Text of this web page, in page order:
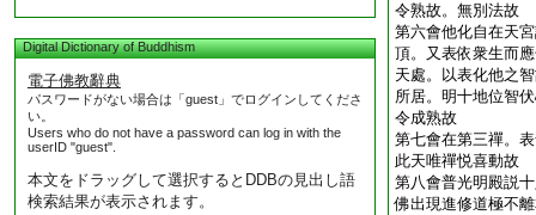
Digital Dictionary of Buddhism
電子佛教辭典
パスワードがない場合は「guest」でログインしてくださ
い。
Users who do not have a password can log in with the
userID "guest".
本文をドラッグして選択するとDDBの見出し語
検索結果が表示されます。
令熟故。無別法故
第六會他化自在天
頂。又表依衆生而
天處。以表化他之
所居。明十地位智
令成熟故
第七會在第三禪。
此天唯禪悦喜動故
第八會普光明殿説
佛出現進修道極不